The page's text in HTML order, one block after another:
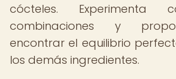
cócteles. Experimenta
combinaciones y
encontrar el equilibrio
los demás ingredientes.